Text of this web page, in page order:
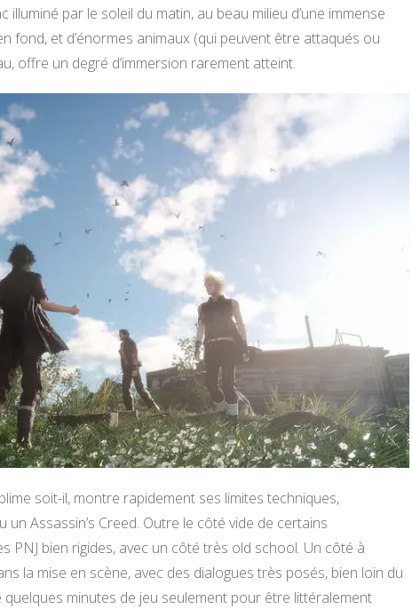
par le soleil du matin, au beau milieu d’une immense
fond, et d’énormes animaux (qui peuvent être attaqués ou
offre un degré d’immersion rarement atteint.
soit-il, montre rapidement ses limites techniques,
Assassin’s Creed. Outre le côté vide de certains
PNJ bien rigides, avec un côté très old school. Un côté à
la mise en scène, avec des dialogues très posés, bien loin du
minutes de jeu seulement pour être littéralement